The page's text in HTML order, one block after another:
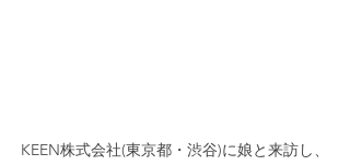
KEEN株式会社(東京都・渋谷)に娘と来訪し、